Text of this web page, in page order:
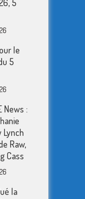
5
le
5
News :
Lynch
Raw,
Cass
la